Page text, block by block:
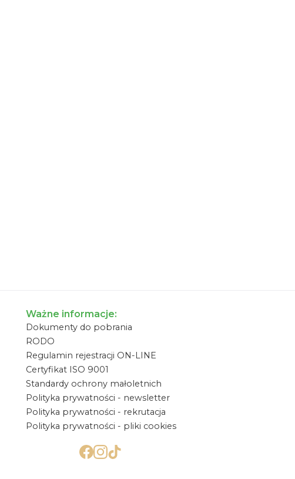
Ważne informacje:
Dokumenty do pobrania
RODO
Regulamin rejestracji ON-LINE
Certyfikat ISO 9001
Standardy ochrony małoletnich
Polityka prywatności - newsletter
Polityka prywatności - rekrutacja
Polityka prywatności - pliki cookies